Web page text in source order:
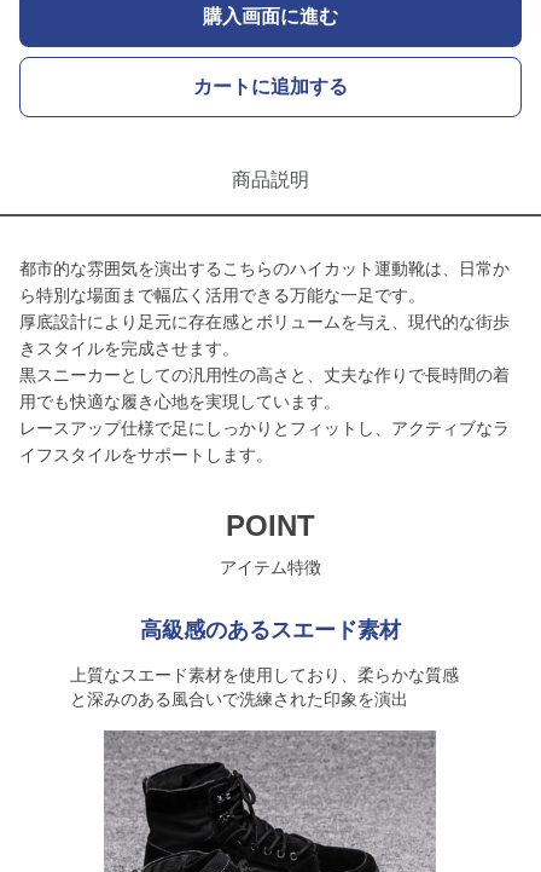
購入画面に進む
カートに追加する
商品説明
都市的な雰囲気を演出するこちらのハイカット運動靴は、日常か
ら特別な場面まで幅広く活用できる万能な一足です。
厚底設計により足元に存在感とボリュームを与え、現代的な街歩
きスタイルを完成させます。
黒スニーカーとしての汎用性の高さと、丈夫な作りで長時間の着
用でも快適な履き心地を実現しています。
レースアップ仕様で足にしっかりとフィットし、アクティブなラ
イフスタイルをサポートします。
POINT
アイテム特徴
高級感のあるスエード素材
上質なスエード素材を使用しており、柔らかな質感
と深みのある風合いで洗練された印象を演出